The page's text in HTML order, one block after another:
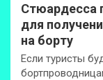
Стюардесса
для
на борту
Если туристы